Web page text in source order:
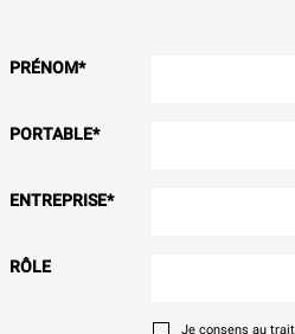
PRÉNOM*
PORTABLE*
ENTREPRISE*
RÔLE
Je consens au